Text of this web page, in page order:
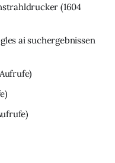
(1604
ai suchergebnissen